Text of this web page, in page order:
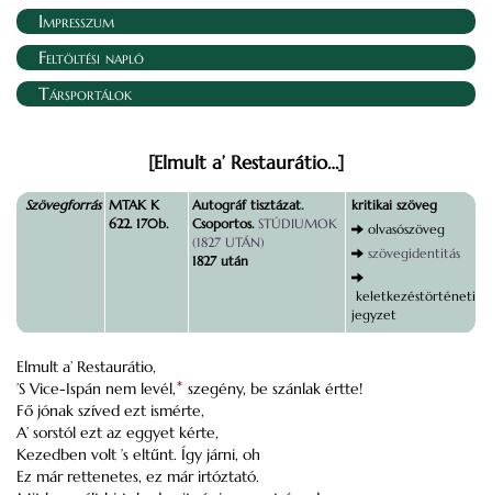
Impresszum
Feltöltési napló
Társportálok
[Elmult a’ Restaurátio…]
Szövegforrás MTAK K
622. 170b.
Autográf tisztázat.
Csoportos. STÚDIUMOK
(1827 UTÁN)
1827 után
kritikai szöveg
olvasószöveg
szövegidentitás
keletkezéstörténeti
jegyzet
Elmult a’ Restaurátio,
’S Vice-Ispán nem levél,* szegény, be szánlak értte!
Fő jónak szíved ezt ismérte,
A’ sorstól ezt az eggyet kérte,
Kezedben volt ’s eltűnt. Így járni, oh
Ez már rettenetes, ez már irtóztató.